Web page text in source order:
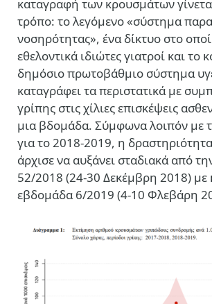
καταγραφή των κρουσμάτων
τρόπο: το λεγόμενο «σύστημα
νοσηρότητας», ένα δίκτυο στο
εθελοντικά ιδιώτες γιατροί και το
δημόσιο πρωτοβάθμιο σύστημα
καταγράφει τα περιστατικά με
γρίπης στις χίλιες επισκέψεις
μια βδομάδα. Σύμφωνα λοιπόν με
για το 2018-2019, η
άρχισε να αυξάνει σταδιακά από
52/2018 (24-30 Δεκέμβρη 2018)
εβδομάδα 6/2019 (4-10 Φλεβάρη